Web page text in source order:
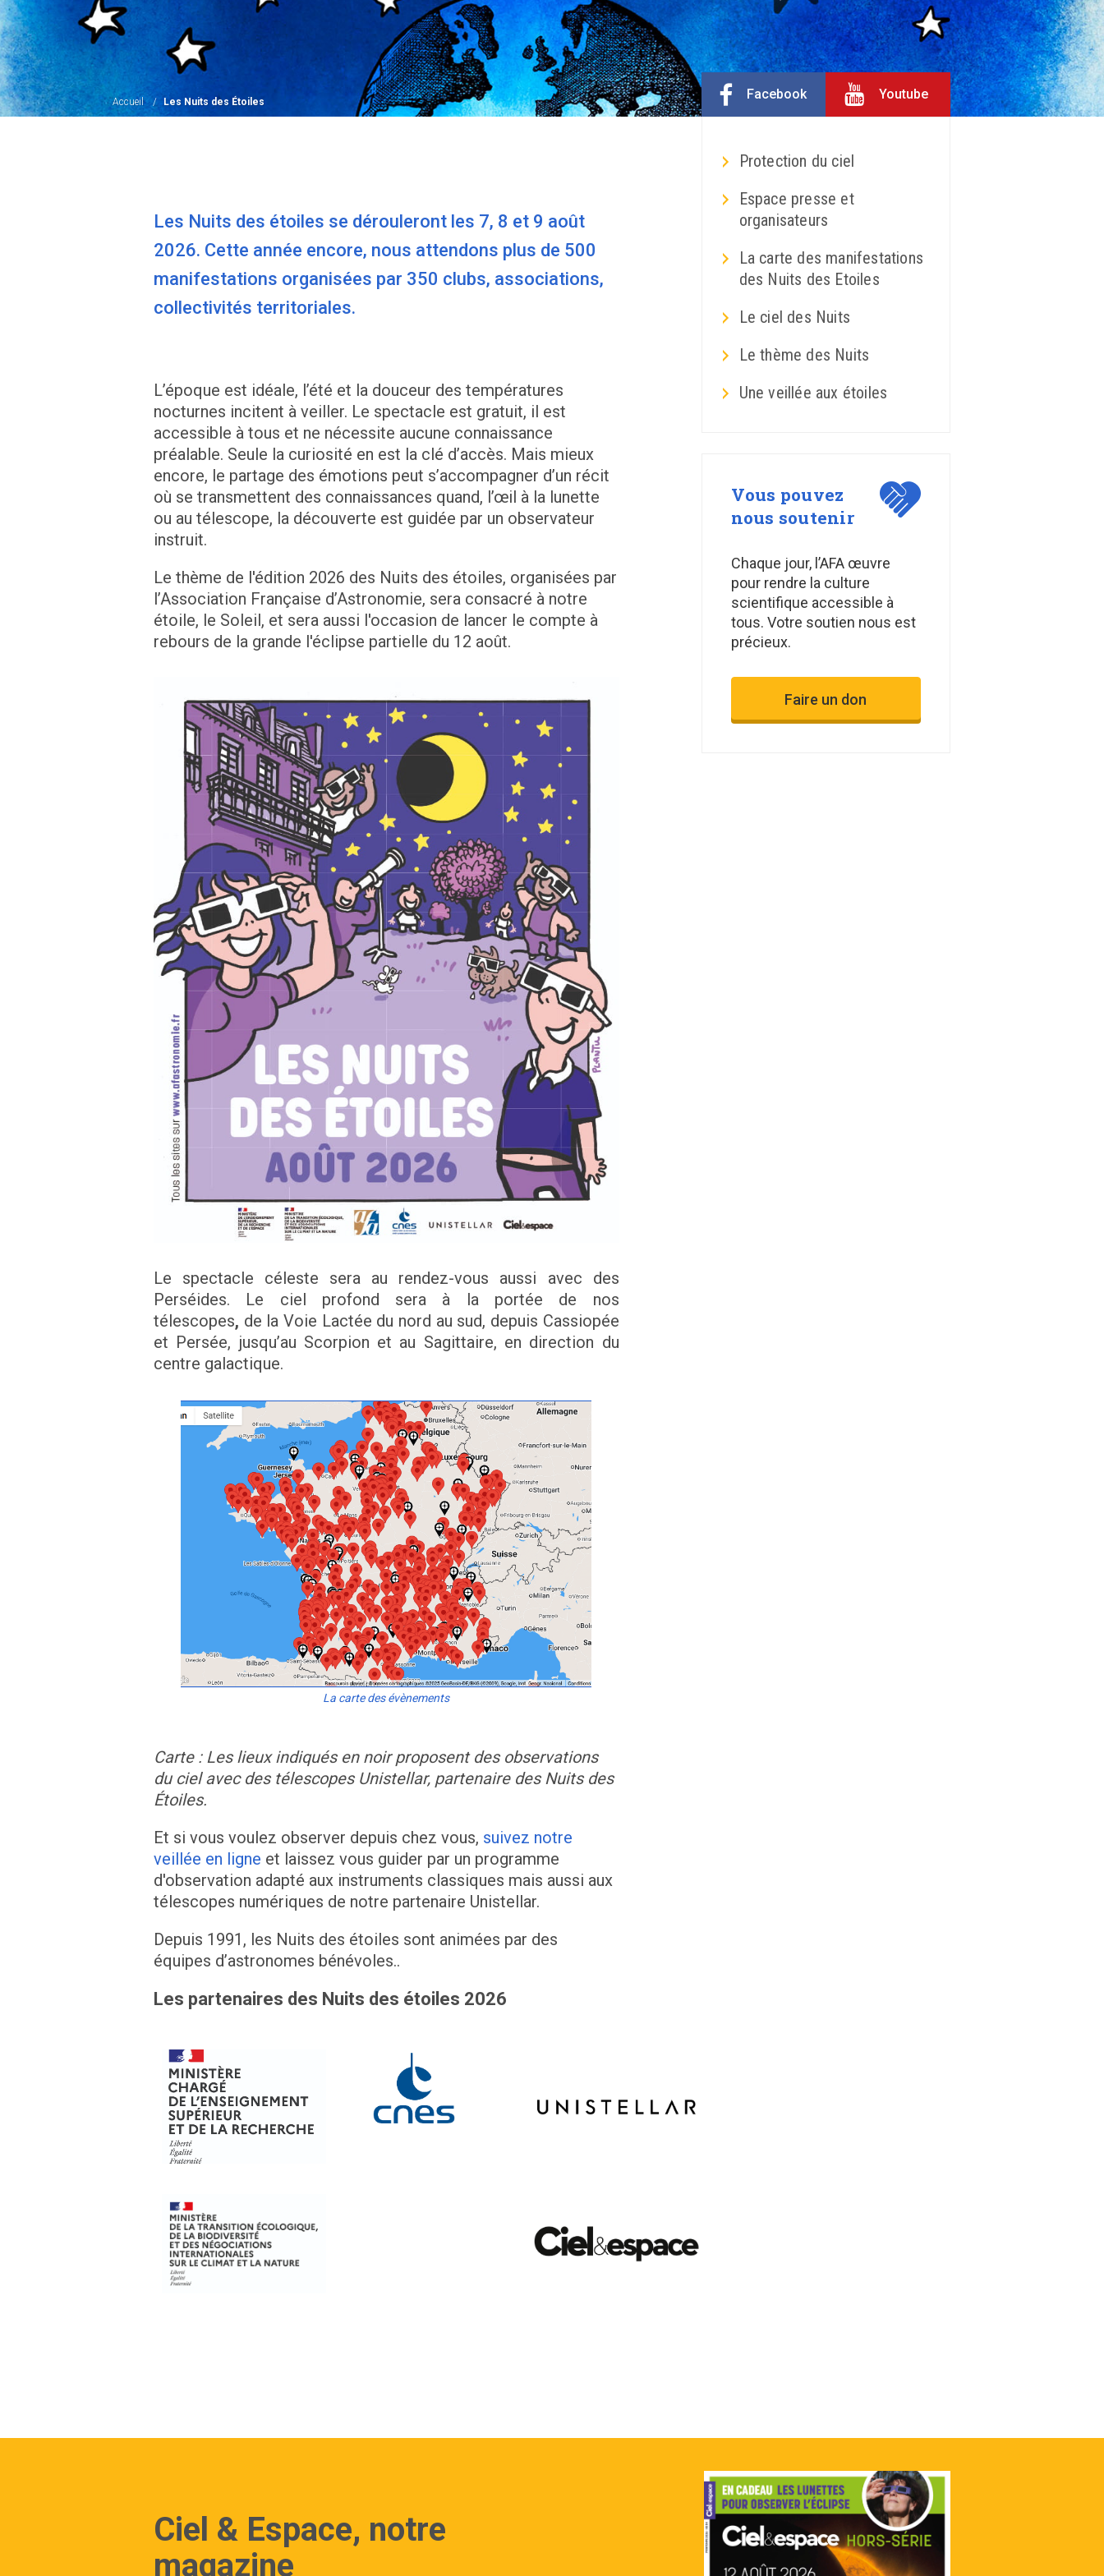
Accueil Les Nuits des Étoiles
Les Nuits des étoiles se dérouleront les 7, 8 et 9 août
2026. Cette année encore, nous attendons plus de 500
manifestations organisées par 350 clubs, associations,
collectivités territoriales.
L’époque est idéale, l’été et la douceur des températures
nocturnes incitent à veiller. Le spectacle est gratuit, il est
accessible à tous et ne nécessite aucune connaissance
préalable. Seule la curiosité en est la clé d’accès. Mais mieux
encore, le partage des émotions peut s’accompagner d’un récit
où se transmettent des connaissances quand, l’œil à la lunette
ou au télescope, la découverte est guidée par un observateur
instruit.
Le thème de l'édition 2026 des Nuits des étoiles, organisées par
l’Association Française d’Astronomie, sera consacré à notre
étoile, le Soleil, et sera aussi l'occasion de lancer le compte à
rebours de la grande l'éclipse partielle du 12 août.
Le spectacle céleste sera au rendez-vous aussi avec des
Perséides. Le ciel profond sera à la portée de nos
télescopes, de la Voie Lactée du nord au sud, depuis Cassiopée
et Persée, jusqu’au Scorpion et au Sagittaire, en direction du
centre galactique.
La carte des évènements
Carte : Les lieux indiqués en noir proposent des observations
du ciel avec des télescopes Unistellar, partenaire des Nuits des
Étoiles.
Et si vous voulez observer depuis chez vous, suivez notre
veillée en ligne et laissez vous guider par un programme
d'observation adapté aux instruments classiques mais aussi aux
télescopes numériques de notre partenaire Unistellar.
Depuis 1991, les Nuits des étoiles sont animées par des
équipes d’astronomes bénévoles..
Les partenaires des Nuits des étoiles 2026
Facebook Youtube
Protection du ciel
Espace presse et
organisateurs
La carte des manifestations
des Nuits des Etoiles
Le ciel des Nuits
Le thème des Nuits
Une veillée aux étoiles
Vous pouvez
nous soutenir
Chaque jour, l’AFA œuvre
pour rendre la culture
scientifique accessible à
tous. Votre soutien nous est
précieux.
Faire un don
Ciel & Espace, notre
magazine